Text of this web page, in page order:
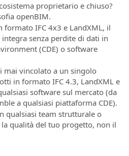
proprietario e chiuso?
openBIM.
formato IFC 4x3 e LandXML, il
senza perdite di dati in
(CDE) o software
mai vincolato a un singolo
in formato IFC 4.3, LandXML e
software sul mercato (da
a qualsiasi piattaforma CDE).
qualsiasi team strutturale o
qualità del tuo progetto, non il